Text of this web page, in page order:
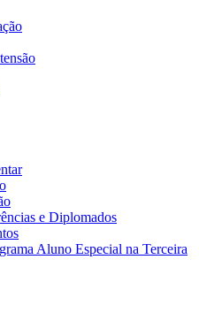
e Diplomados
Aluno Especial na Terceira